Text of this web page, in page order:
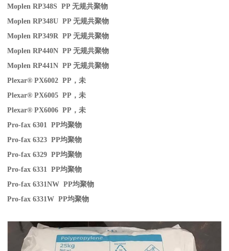
Moplen RP348S PP无规共聚物
Moplen RP348U PP无规共聚物
Moplen RP349R PP无规共聚物
Moplen RP440N PP无规共聚物
Moplen RP441N PP无规共聚物
Plexar® PX6002 PP ，未
Plexar® PX6005 PP ，未
Plexar® PX6006 PP ，未
Pro-fax 6301 PP均聚物
Pro-fax 6323 PP均聚物
Pro-fax 6329 PP均聚物
Pro-fax 6331 PP均聚物
Pro-fax 6331NW PP均聚物
Pro-fax 6331W PP均聚物